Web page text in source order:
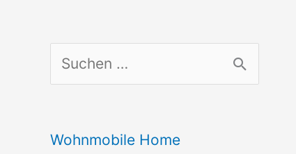
u
h
Wohnmobile Home